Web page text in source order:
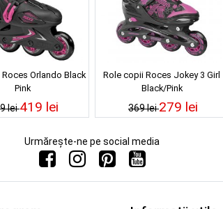
Orlando Black
Pink
lei419 lei
Role copii Roces Jokey 3 Girl
Black/Pink
369 lei279 lei
Urmărește-ne pe social media